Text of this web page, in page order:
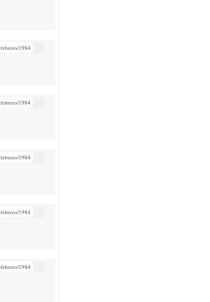
febrero/1984
febrero/1984
febrero/1984
febrero/1984
febrero/1984